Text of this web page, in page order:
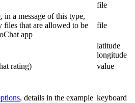
file
, in a message of this type,
files that are allowed to be
app
file
latitude
longitude
rating)
value
, details in the example keyboard